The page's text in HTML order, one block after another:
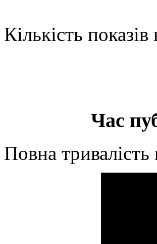
Кількість
Час
Повна